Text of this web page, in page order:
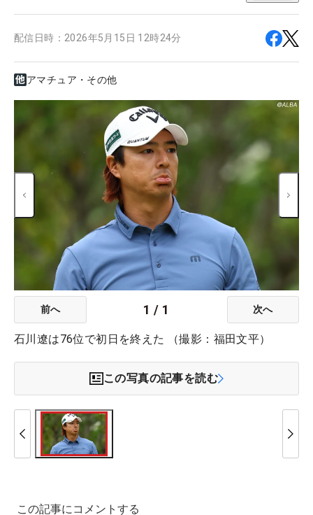
配信日時： 2026年5月15日 12時24分
アマチュア・その他
前へ 1 / 1 次へ
石川遼は76位で初日を終えた （撮影：福田文平）
この写真の記事を読む